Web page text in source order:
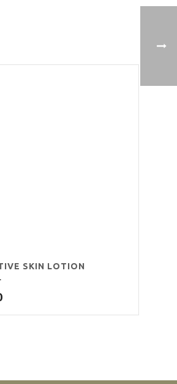
SKIN LOTION